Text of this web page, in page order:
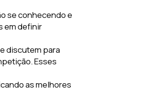
se conhecendo e
em definir
discutem para
Esses
as melhores